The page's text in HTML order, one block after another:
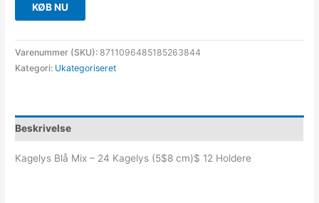
KØB NU
Varenummer (SKU):8711096485185263844
Kategori: Ukategoriseret
Beskrivelse
Kagelys Blå Mix – 24 Kagelys (5$8 cm)$ 12 Holdere